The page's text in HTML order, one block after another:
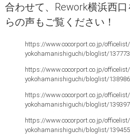
合わせて、Rework横浜西
らの声もご覧ください！
https://www.cocorport.co.jp/
yokohamanishiguchi/bloglist/
https://www.cocorport.co.jp/
yokohamanishiguchi/bloglist/
https://www.cocorport.co.jp/
yokohamanishiguchi/bloglist/
https://www.cocorport.co.jp/
yokohamanishiguchi/bloglist/